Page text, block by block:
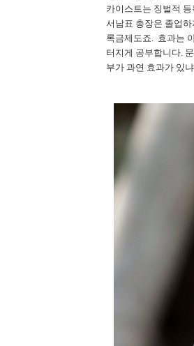
카이스트는 징벌적
서남표 총장은 졸업
록금제도죠. 효과는
터지게 공부합니다.
부가 과연 효과가 있